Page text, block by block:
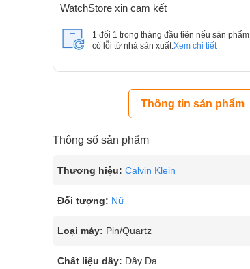
WatchStore xin cam kết
1 đổi 1 trong tháng đầu tiên nếu sản phẩm
có lỗi từ nhà sản xuất. Xem chi tiết
Thông tin sản phẩm
Thông số sản phẩm
Thương hiệu: Calvin Klein
Đối tượng: Nữ
Loại máy: Pin/Quartz
Chất liệu dây: Dây Da